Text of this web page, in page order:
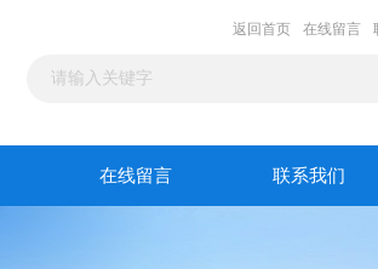
返回首页 在线留言
在线留言 联系我们